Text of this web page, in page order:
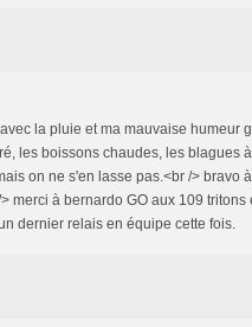
la pluie et ma mauvaise humeur
les boissons chaudes, les blagues
on ne s'en lasse pas.<br /> bravo
merci à bernardo GO aux 109 tritons
dernier relais en équipe cette fois.